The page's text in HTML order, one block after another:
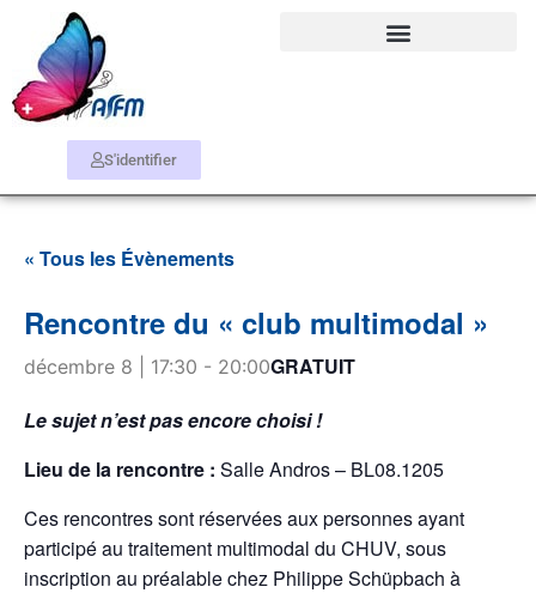
S'identifier
« Tous les Évènements
Rencontre du « club multimodal »
décembre 8 | 17:30 - 20:00GRATUIT
Le sujet n’est pas encore choisi !
Lieu de la rencontre : Salle Andros – BL08.1205
Ces rencontres sont réservées aux personnes ayant
participé au traitement multimodal du CHUV, sous
inscription au préalable chez Philippe Schüpbach à